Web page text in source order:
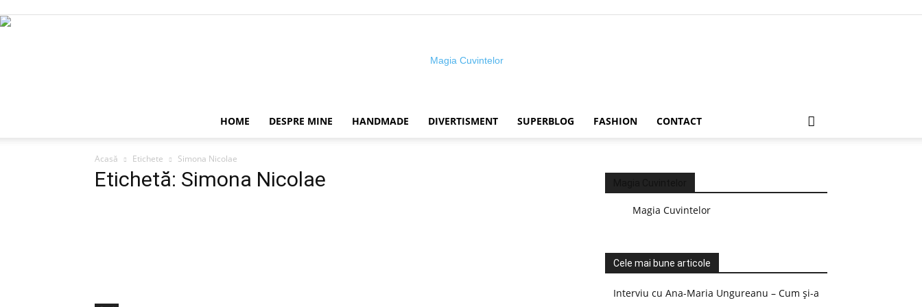
HOME DESPRE MINE HANDMADE DIVERTISMENT SUPERBLOG FASHION CONTACT
Acasă Etichete Simona Nicolae
Etichetă: Simona Nicolae
Magia Cuvintelor
Cele mai bune articole
Interviu cu Ana-Maria Ungureanu – Cum și-a